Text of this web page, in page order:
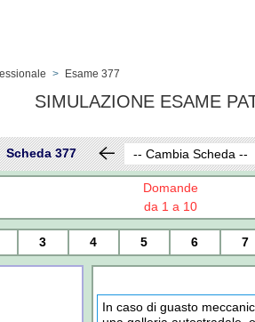
> Esame 377
SIMULAZIONE ESAME
Scheda 377
Domande
da 1 a 10
3 4 5 6 7
In caso di guasto